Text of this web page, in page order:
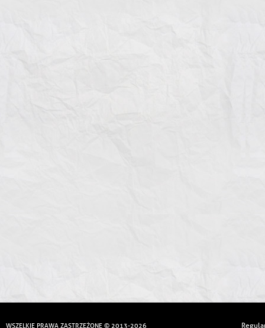
WSZELKIE PRAWA ZASTRZEŻONE © 2013-2026